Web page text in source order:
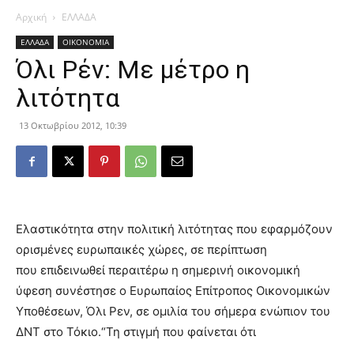
Αρχική ΕΛΛΑΔΑ
ΕΛΛΑΔΑ ΟΙΚΟΝΟΜΙΑ
Όλι Ρέν: Με μέτρο η
λιτότητα
13 Οκτωβρίου 2012, 10:39
Ελαστικότητα στην πολιτική λιτότητας που εφαρμόζουν
ορισμένες ευρωπαικές χώρες, σε περίπτωση
που επιδεινωθεί περαιτέρω η σημερινή οικονομική
ύφεση συνέστησε ο Ευρωπαίος Επίτροπος Οικονομικών
Υποθέσεων, Όλι Ρεν, σε ομιλία του σήμερα ενώπιον του
ΔΝΤ στο Τόκιο.“Τη στιγμή που φαίνεται ότι